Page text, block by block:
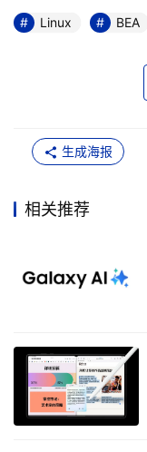
Linux BEA
生成海报
相关推荐